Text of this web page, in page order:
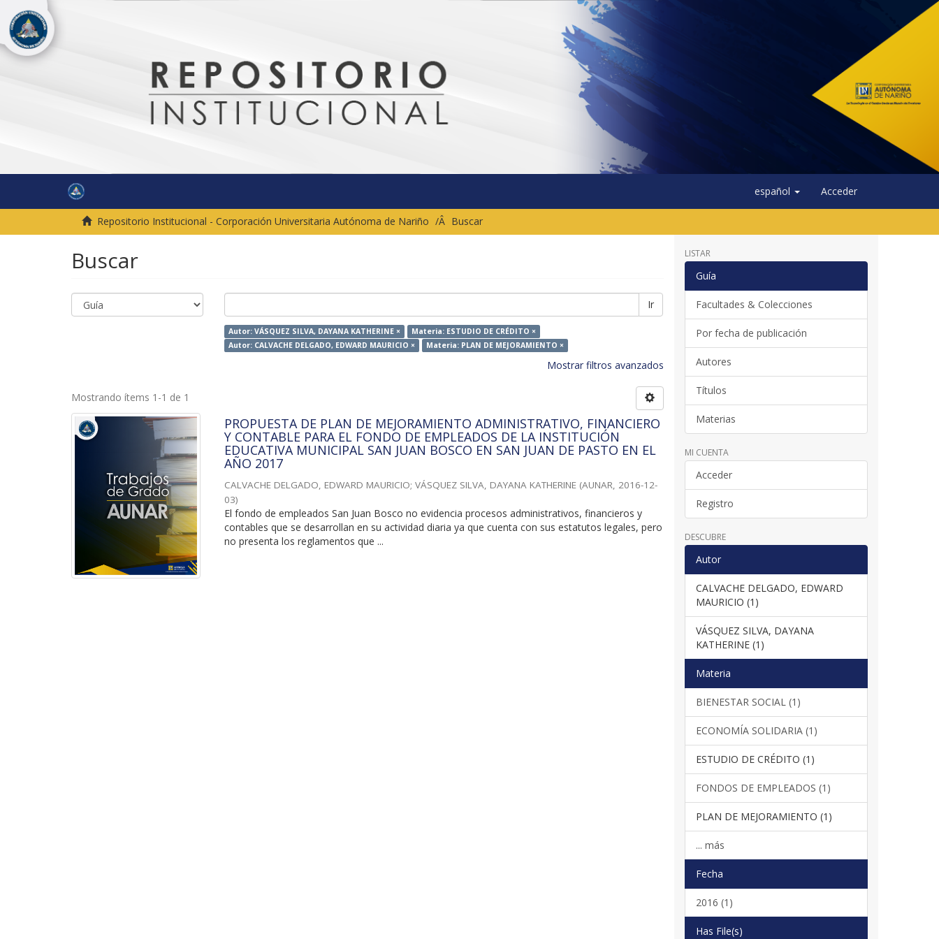
español Acceder
Repositorio Institucional - Corporación Universitaria Autónoma de Nariño Buscar
Buscar
Ir
Autor: VÁSQUEZ SILVA, DAYANA KATHERINE ×
Materia: ESTUDIO DE CRÉDITO ×
Autor: CALVACHE DELGADO, EDWARD MAURICIO ×
Materia: PLAN DE MEJORAMIENTO ×
Mostrar filtros avanzados
Mostrando ítems 1-1 de 1
PROPUESTA DE PLAN DE MEJORAMIENTO ADMINISTRATIVO, FINANCIERO
Y CONTABLE PARA EL FONDO DE EMPLEADOS DE LA INSTITUCIÓN
EDUCATIVA MUNICIPAL SAN JUAN BOSCO EN SAN JUAN DE PASTO EN EL
AÑO 2017
CALVACHE DELGADO, EDWARD MAURICIO;VÁSQUEZ SILVA, DAYANA KATHERINE (AUNAR, 2016-12-
03)
El fondo de empleados San Juan Bosco no evidencia procesos administrativos, financieros y
contables que se desarrollan en su actividad diaria ya que cuenta con sus estatutos legales, pero
no presenta los reglamentos que ...
LISTAR
Guía
Facultades & Colecciones
Por fecha de publicación
Autores
Títulos
Materias
MI CUENTA
Acceder
Registro
DESCUBRE
Autor
CALVACHE DELGADO, EDWARD
MAURICIO (1)
VÁSQUEZ SILVA, DAYANA
KATHERINE (1)
Materia
BIENESTAR SOCIAL (1)
ECONOMÍA SOLIDARIA (1)
ESTUDIO DE CRÉDITO (1)
FONDOS DE EMPLEADOS (1)
PLAN DE MEJORAMIENTO (1)
... más
Fecha
2016 (1)
Has File(s)